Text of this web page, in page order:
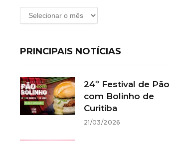
Arquivos
PRINCIPAIS NOTÍCIAS
24º Festival de Pão
com Bolinho de
Curitiba
21/03/2026